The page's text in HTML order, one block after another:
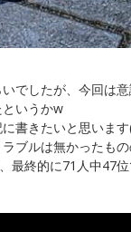
でしたが、今回は
いうかw
書きたいと思いま
ブルは無かったも
最終的に71人中47